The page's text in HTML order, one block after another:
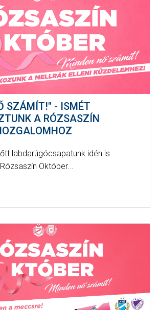
SZÁMÍT!" - ISMÉT
A RÓZSASZÍN
labdarúgócsapatunk idén is
Október...